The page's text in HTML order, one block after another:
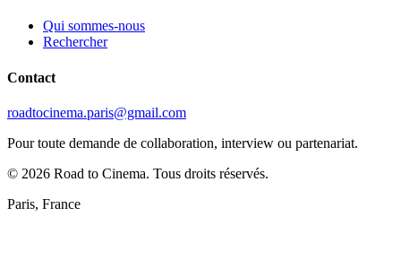
Qui sommes-nous
Rechercher
Contact
roadtocinema.paris@gmail.com
Pour toute demande de collaboration, interview ou partenariat.
© 2026 Road to Cinema. Tous droits réservés.
Paris, France